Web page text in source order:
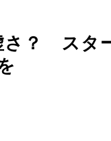
さ？ スタ